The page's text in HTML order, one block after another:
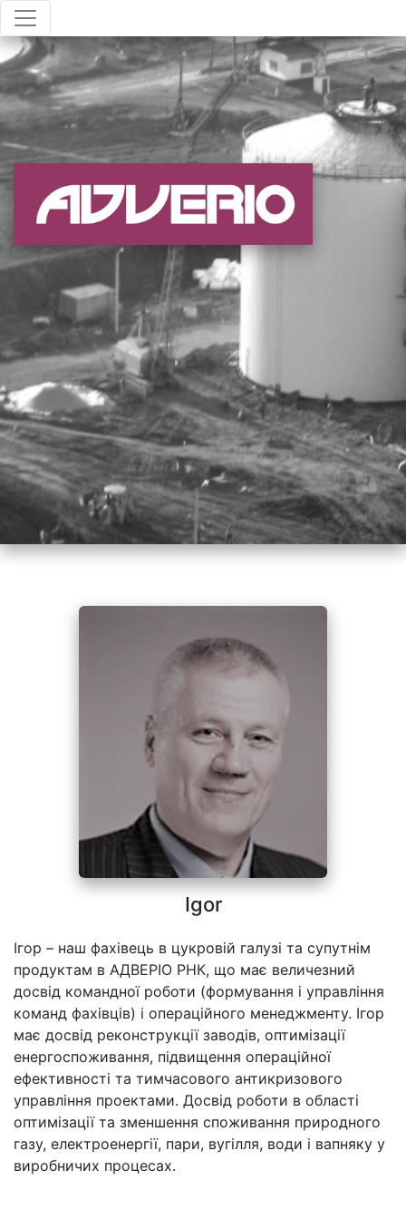
Igor
Ігор – наш фахівець в цукровій галузі та супутнім
продуктам в АДВЕРІО РНК, що має величезний
досвід командної роботи (формування і управління
команд фахівців) і операційного менеджменту. Ігор
має досвід реконструкції заводів, оптимізації
енергоспоживання, підвищення операційної
ефективності та тимчасового антикризового
управління проектами. Досвід роботи в області
оптимізації та зменшення споживання природного
газу, електроенергії, пари, вугілля, води і вапняку у
виробничих процесах.